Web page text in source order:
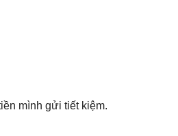
mình gửi tiết kiệm.